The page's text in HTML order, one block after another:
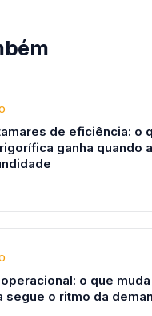
de eficiência: o
ganha quando
o que
segue o ritmo da